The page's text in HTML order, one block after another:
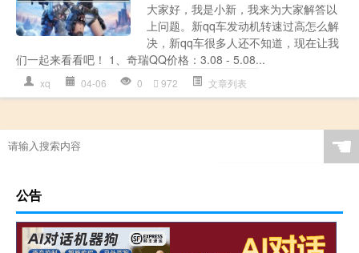
大家好，我是小新，我来为大家解答以
上问题。新qq车发动机转速过高怎么解
决，新qq车很多人还不知道，现在让我
们一起来看看吧！ 1、奇瑞QQ价格：3.08 - 5.08...
xq 04-06 0 972 文章列表
☚
公告